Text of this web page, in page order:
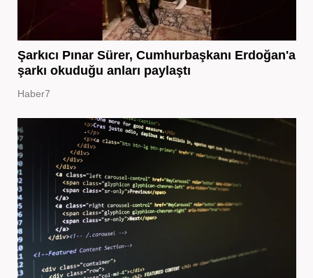
Şarkıcı Pınar Sürer, Cumhurbaşkanı Erdoğan'a
şarkı okuduğu anları paylaştı
Haber7